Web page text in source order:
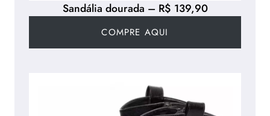
Sandália dourada – R$ 139,90
COMPRE AQUI